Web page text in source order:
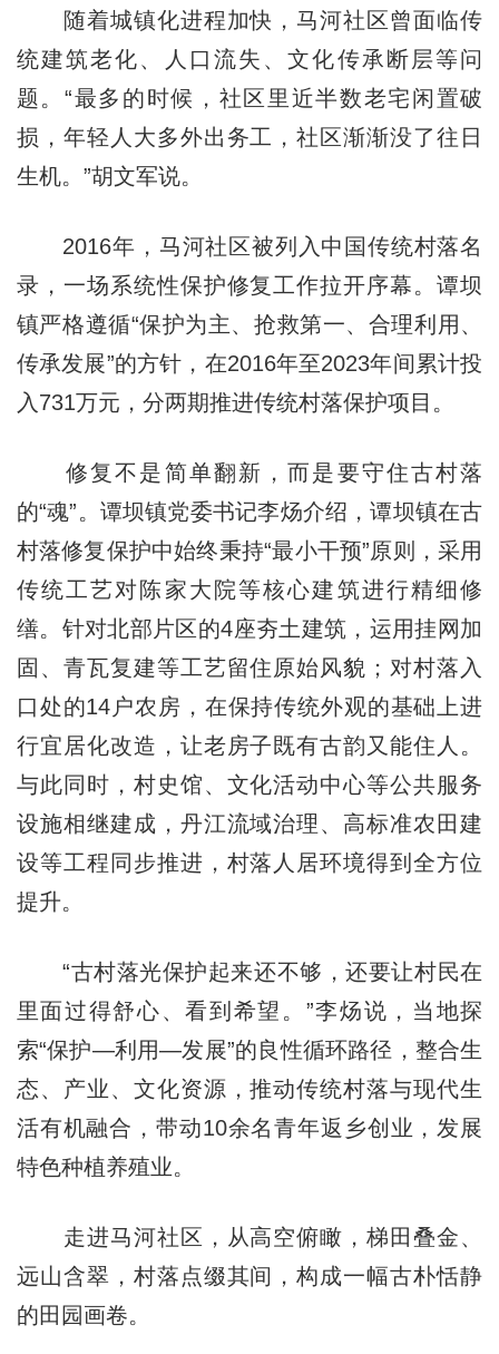
随着城镇化进程加快，马河社区曾面临传
统建筑老化、人口流失、文化传承断层等问
题。“最多的时候，社区里近半数老宅闲置破
损，年轻人大多外出务工，社区渐渐没了往日
生机。”胡文军说。
2016年，马河社区被列入中国传统村落名
录，一场系统性保护修复工作拉开序幕。谭坝
镇严格遵循“保护为主、抢救第一、合理利用、
传承发展”的方针，在2016年至2023年间累计投
入731万元，分两期推进传统村落保护项目。
修复不是简单翻新，而是要守住古村落
的“魂”。谭坝镇党委书记李炀介绍，谭坝镇在古
村落修复保护中始终秉持“最小干预”原则，采用
传统工艺对陈家大院等核心建筑进行精细修
缮。针对北部片区的4座夯土建筑，运用挂网加
固、青瓦复建等工艺留住原始风貌；对村落入
口处的14户农房，在保持传统外观的基础上进
行宜居化改造，让老房子既有古韵又能住人。
与此同时，村史馆、文化活动中心等公共服务
设施相继建成，丹江流域治理、高标准农田建
设等工程同步推进，村落人居环境得到全方位
提升。
“古村落光保护起来还不够，还要让村民在
里面过得舒心、看到希望。”李炀说，当地探
索“保护—利用—发展”的良性循环路径，整合生
态、产业、文化资源，推动传统村落与现代生
活有机融合，带动10余名青年返乡创业，发展
特色种植养殖业。
走进马河社区，从高空俯瞰，梯田叠金、
远山含翠，村落点缀其间，构成一幅古朴恬静
的田园画卷。